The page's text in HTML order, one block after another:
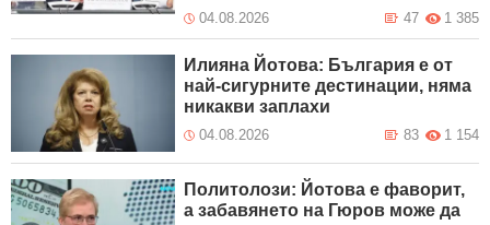
04.08.2026 1 385
47
Илияна Йотова: България е от
най-сигурните дестинации, няма
никакви заплахи
04.08.2026 1 154
83
Политолози: Йотова е фаворит,
а забавянето на Гюров може да